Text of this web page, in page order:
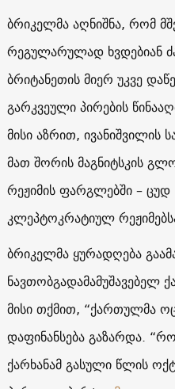
ბრიკელმა აღნიშნა, რომ
რეგულარულად ხვდებიან
ბრიტანეთის მიერ უკვე
გარკვეული პირების
მისი აზრით, ივანიშვილის
მათ შორის მაგნიტსკის
რეჟიმის ფარგლებში – ცუდ
კლეპტოკრატიულ
ბრიკელმა ყურადღება
ნავთობგადამამუშავებელ
მისი თქმით, “ქართულმა
დაფინანსება გაზარდა.
ქარხანამ გასული წლის